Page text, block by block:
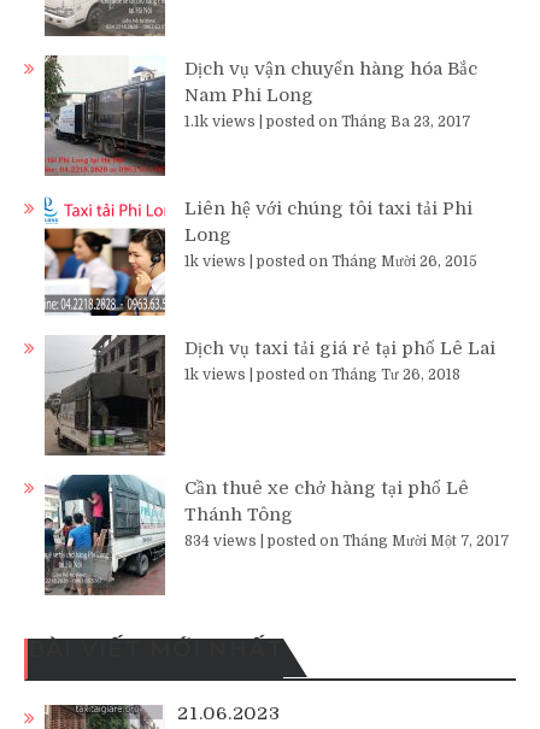
Dịch vụ vận chuyển hàng hóa Bắc
Nam Phi Long
1.1k views posted on Tháng Ba 23, 2017
Liên hệ với chúng tôi taxi tải Phi
Long
1k views posted on Tháng Mười 26, 2015
Dịch vụ taxi tải giá rẻ tại phố Lê Lai
1k views posted on Tháng Tư 26, 2018
Cần thuê xe chở hàng tại phố Lê
Thánh Tông
834 views posted on Tháng Mười Một 7, 2017
BÀI VIẾT MỚI NHẤT
21.06.2023